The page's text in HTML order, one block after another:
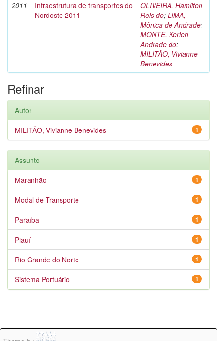
2011
Infraestrutura de transportes do
Nordeste 2011
OLIVEIRA, Hamilton
Reis de; LIMA,
Mônica de Andrade;
MONTE, Kerlen
Andrade do;
MILITÃO, Vivianne
Benevides
Refinar
Autor
1
MILITÃO, Vivianne Benevides
Assunto
1
Maranhão
1
Modal de Transporte
1
Paraíba
1
Piauí
1
Rio Grande do Norte
1
Sistema Portuário